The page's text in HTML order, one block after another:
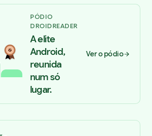
PÓDIO
DROIDREADER
A elite
Android,
reunida
num só
lugar.
Ver o pódio